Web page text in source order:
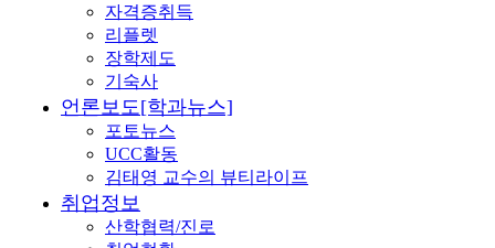
자격증취득
리플렛
장학제도
기숙사
언론보도[학과뉴스]
포토뉴스
UCC활동
김태영 교수의 뷰티라이프
취업정보
산학협력/진로